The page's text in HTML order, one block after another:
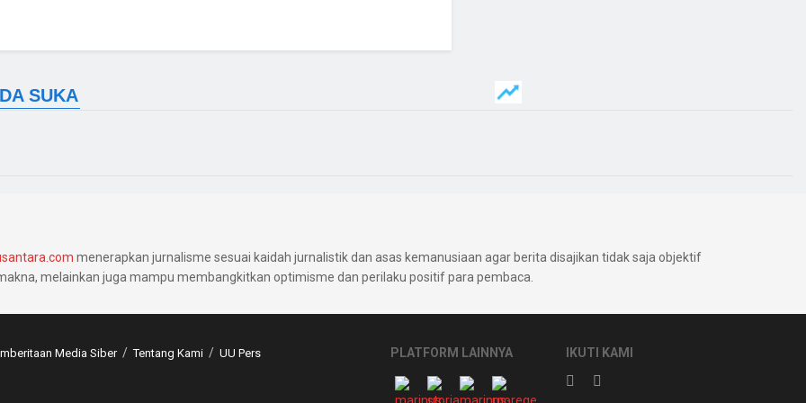
menerapkan jurnalisme sesuai kaidah jurnalistik dan asas kemanusiaan agar berita disajikan tidak saja objektif
melainkan juga mampu membangkitkan optimisme dan perilaku positif para pembaca.
Media Siber Tentang Kami UU Pers PLATFORM LAINNYA IKUTI KAMI